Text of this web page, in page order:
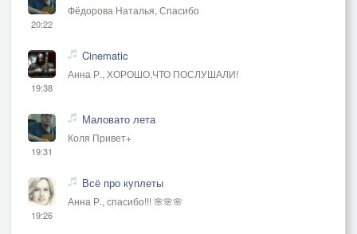
20:22
Фёдорова Наталья, Спасибо
19:38
Cinematic
Анна Р., ХОРОШО,ЧТО ПОСЛУШАЛИ!
19:31
Маловато лета
Коля Привет+
19:26
Всё про куплеты
Анна Р., спасибо!!! 🌸🌸🌸